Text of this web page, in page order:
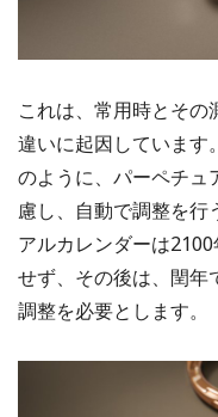
これは、常用時とそ
違いに起因しています
のように、パーペチュ
慮し、自動で調整を行
アルカレンダーは
せず、その後は、閏年
調整を必要とします。